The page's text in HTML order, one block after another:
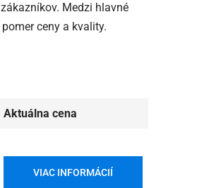
Medzi hlavné
ceny a kvality.
Aktuálna cena
VIAC INFORMÁCIÍ